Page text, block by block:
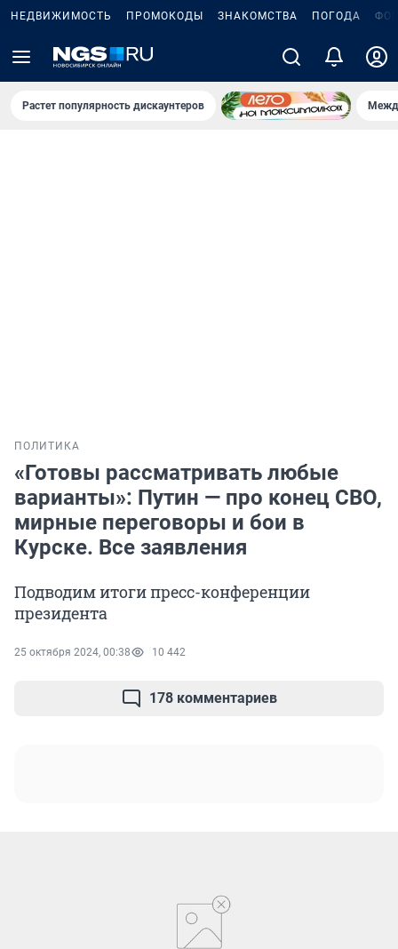
НЕДВИЖИМОСТЬ ПРОМОКОДЫ ЗНАКОМСТВА ПОГОДА
Растет популярность дискаунтеров
ПОЛИТИКА
«Готовы рассматривать любые
варианты»: Путин — про конец СВО,
мирные переговоры и бои в
Курске. Все заявления
Подводим итоги пресс-конференции
президента
25 октября 2024, 00:38 10 442
178 комментариев